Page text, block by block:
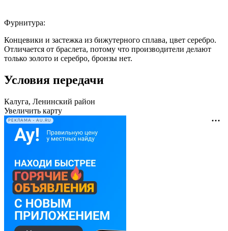
Фурнитура:
Концевики и застежка из бижутерного сплава, цвет серебро.
Отличается от браслета, потому что производители делают
только золото и серебро, бронзы нет.
Условия передачи
Калуга, Ленинский район
Увеличить карту
РЕКЛАМА • AU.RU